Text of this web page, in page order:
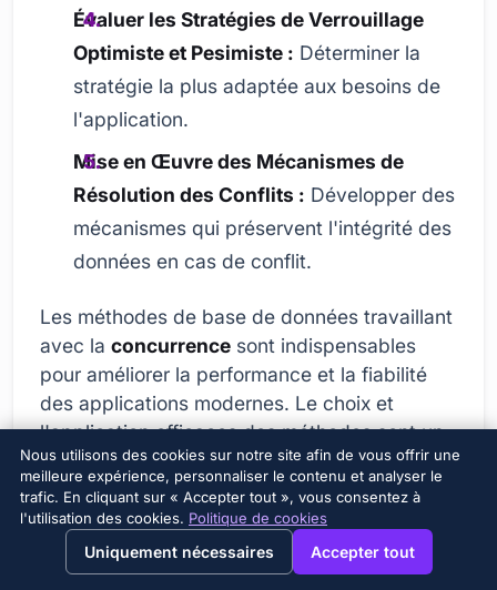
View this page in English?
Évaluer les Stratégies de Verrouillage
Optimiste et Pesimiste : Déterminer la
stratégie la plus adaptée aux besoins de
l'application.
Mise en Œuvre des Mécanismes de
Résolution des Conflits : Développer des
mécanismes qui préservent l'intégrité des
données en cas de conflit.
Les méthodes de base de données travaillant
avec la concurrence sont indispensables
pour améliorer la performance et la fiabilité
des applications modernes. Le choix et
l'application efficaces des méthodes sont un
facteur critique pour le succès de
l'application. Les développeurs doivent
comprendre et appliquer correctement les
mécanismes de contrôle de
concurrence
les systèmes de bases de données offrent.
Nous utilisons des cookies sur notre site afin de vous offrir une
meilleure expérience, personnaliser le contenu et analyser le
trafic. En cliquant sur « Accepter tout », vous consentez à
l'utilisation des cookies. Politique de cookies
Uniquement nécessaires Accepter tout